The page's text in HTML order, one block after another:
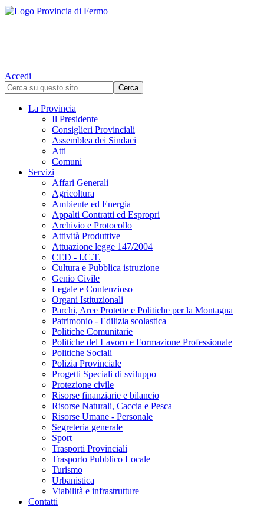
Accedi
La Provincia
Il Presidente
Consiglieri Provinciali
Assemblea dei Sindaci
Atti
Comuni
Servizi
Affari Generali
Agricoltura
Ambiente ed Energia
Appalti Contratti ed Espropri
Archivio e Protocollo
Attività Produttive
Attuazione legge 147/2004
CED - I.C.T.
Cultura e Pubblica istruzione
Genio Civile
Legale e Contenzioso
Organi Istituzionali
Parchi, Aree Protette e Politiche per la Montagna
Patrimonio - Edilizia scolastica
Politiche Comunitarie
Politiche del Lavoro e Formazione Professionale
Politiche Sociali
Polizia Provinciale
Progetti Speciali di sviluppo
Protezione civile
Risorse finanziarie e bilancio
Risorse Naturali, Caccia e Pesca
Risorse Umane - Personale
Segreteria generale
Sport
Trasporti Provinciali
Trasporto Pubblico Locale
Turismo
Urbanistica
Viabilità e infrastrutture
Contatti